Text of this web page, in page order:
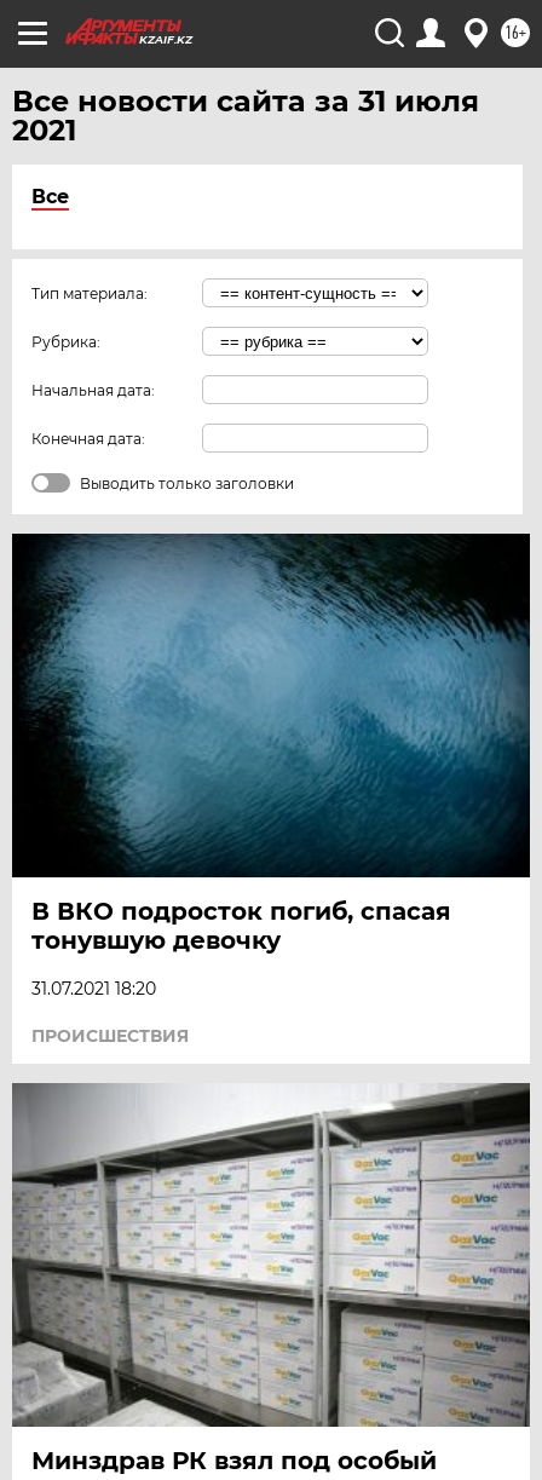
KZAIF.KZ 16+
Все новости сайта за 31 июля
2021
Все
Тип материала:
Рубрика:
Начальная дата:
Конечная дата:
Выводить только заголовки
В ВКО подросток погиб, спасая
тонувшую девочку
31.07.2021 18:20
ПРОИСШЕСТВИЯ
Минздрав РК взял под особый